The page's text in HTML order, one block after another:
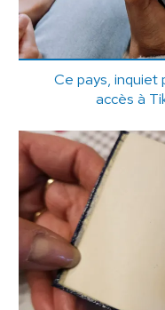
Ce pays, inquiet
accès à